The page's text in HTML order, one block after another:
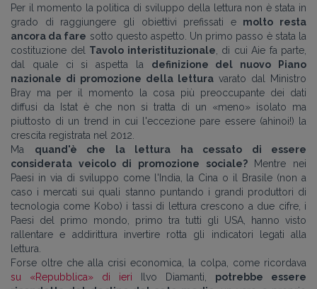
Per il momento la politica di sviluppo della lettura non è stata in
grado di raggiungere gli obiettivi prefissati e molto resta
ancora da fare sotto questo aspetto. Un primo passo è stata la
costituzione del Tavolo interistituzionale , di cui Aie fa parte,
dal quale ci si aspetta la definizione del nuovo Piano
nazionale di promozione della lettura varato dal Ministro
Bray ma per il momento la cosa più preoccupante dei dati
diffusi da Istat è che non si tratta di un «meno» isolato ma
piuttosto di un trend in cui l'eccezione pare essere (ahinoi!) la
crescita registrata nel 2012.
Ma quand'è che la lettura ha cessato di essere
considerata veicolo di promozione sociale?Mentre nei
Paesi in via di sviluppo come l'India, la Cina o il Brasile (non a
caso i mercati sui quali stanno puntando i grandi produttori di
tecnologia come Kobo) i tassi di lettura crescono a due cifre, i
Paesi del primo mondo, primo tra tutti gli USA, hanno visto
rallentare e addirittura invertire rotta gli indicatori legati alla
lettura.
Forse oltre che alla crisi economica, la colpa, come ricordava
su «Repubblica» di ieri
Ilvo Diamanti, potrebbe essere